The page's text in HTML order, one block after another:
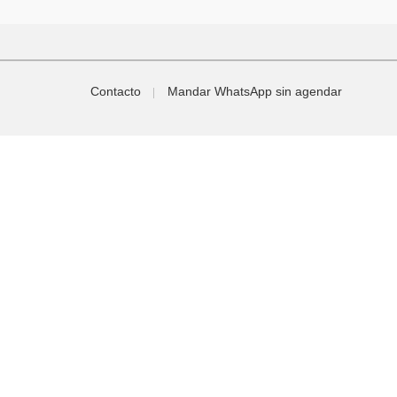
Contacto Mandar WhatsApp sin agendar